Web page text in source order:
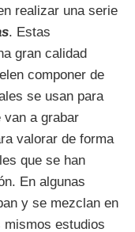
realizar una serie
. Estas
gran calidad
componer de
se usan para
a grabar
valorar de forma
que se han
En algunas
y se mezclan en
estudios